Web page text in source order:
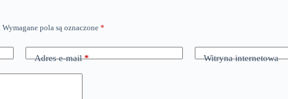
Wymagane pola są oznaczone *
Adres e-mail* Witryna internetowa